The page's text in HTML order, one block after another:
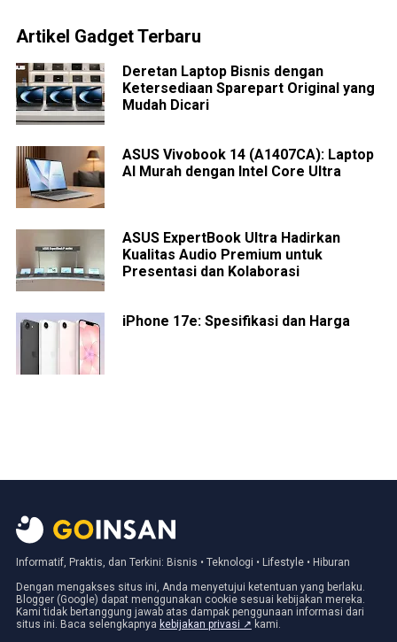
Artikel Gadget Terbaru
Deretan Laptop Bisnis dengan
Ketersediaan Sparepart Original yang
Mudah Dicari
ASUS Vivobook 14 (A1407CA): Laptop
AI Murah dengan Intel Core Ultra
ASUS ExpertBook Ultra Hadirkan
Kualitas Audio Premium untuk
Presentasi dan Kolaborasi
iPhone 17e: Spesifikasi dan Harga
Informatif, Praktis, dan Terkini: Bisnis • Teknologi • Lifestyle • Hiburan
Dengan mengakses situs ini, Anda menyetujui ketentuan yang berlaku.
Blogger (Google) dapat menggunakan cookie sesuai kebijakan mereka.
Kami tidak bertanggung jawab atas dampak penggunaan informasi dari
situs ini. Baca selengkapnya kebijakan privasi ↗ kami.